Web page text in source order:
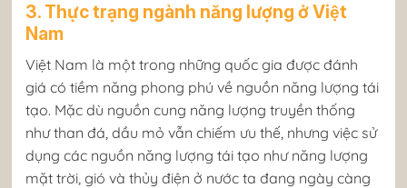
3. Thực trạng ngành năng lượng ở Việt
Nam
Việt Nam là một trong những quốc gia được đánh
giá có tiềm năng phong phú về nguồn năng lượng tái
tạo. Mặc dù nguồn cung năng lượng truyền thống
như than đá, dầu mỏ vẫn chiếm ưu thế, nhưng việc sử
dụng các nguồn năng lượng tái tạo như năng lượng
mặt trời, gió và thủy điện ở nước ta đang ngày càng